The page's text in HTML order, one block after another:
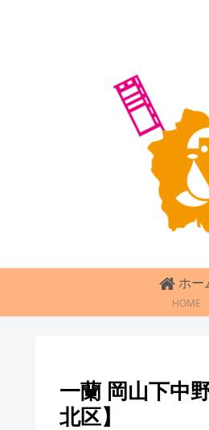
ホー
HOME
一蘭 岡山下中
北区】